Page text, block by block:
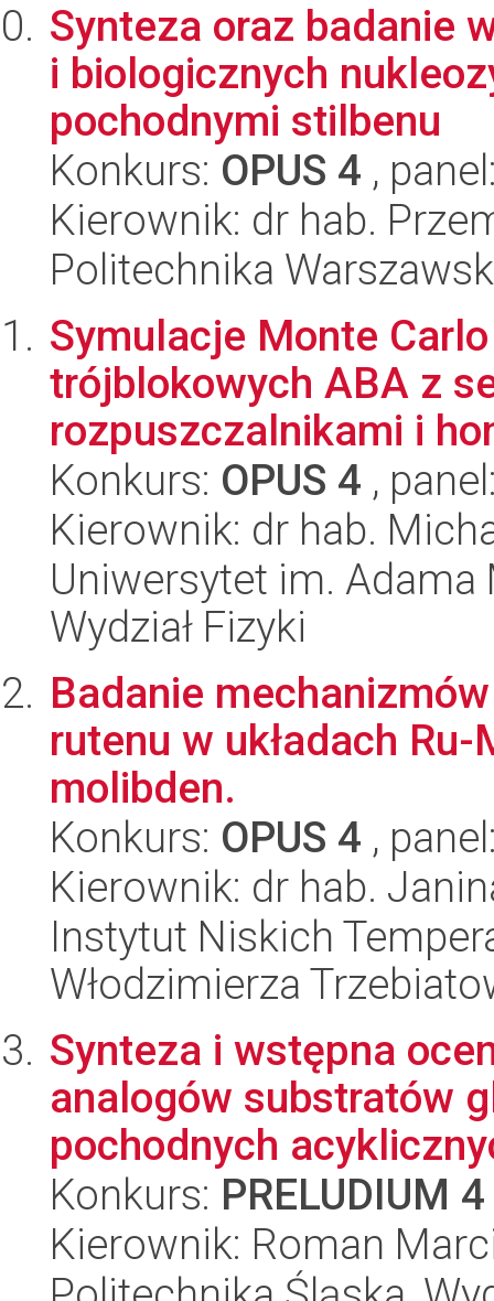
Synteza oraz badanie
i biologicznych
pochodnymi stilbenu
Konkurs: OPUS 4 ,
Kierownik: dr hab.
Politechnika
Symulacje Monte
trójblokowych ABA z
rozpuszczalnikami i
Konkurs: OPUS 4 ,
Kierownik: dr hab.
Uniwersytet im.
Wydział Fizyki
Badanie
rutenu w układach
molibden.
Konkurs: OPUS 4 ,
Kierownik: dr hab.
Instytut Niskich
Włodzimierza
Synteza i wstępna
analogów substratów
pochodnych
Konkurs: PRELUDIUM 4
Kierownik: Roman